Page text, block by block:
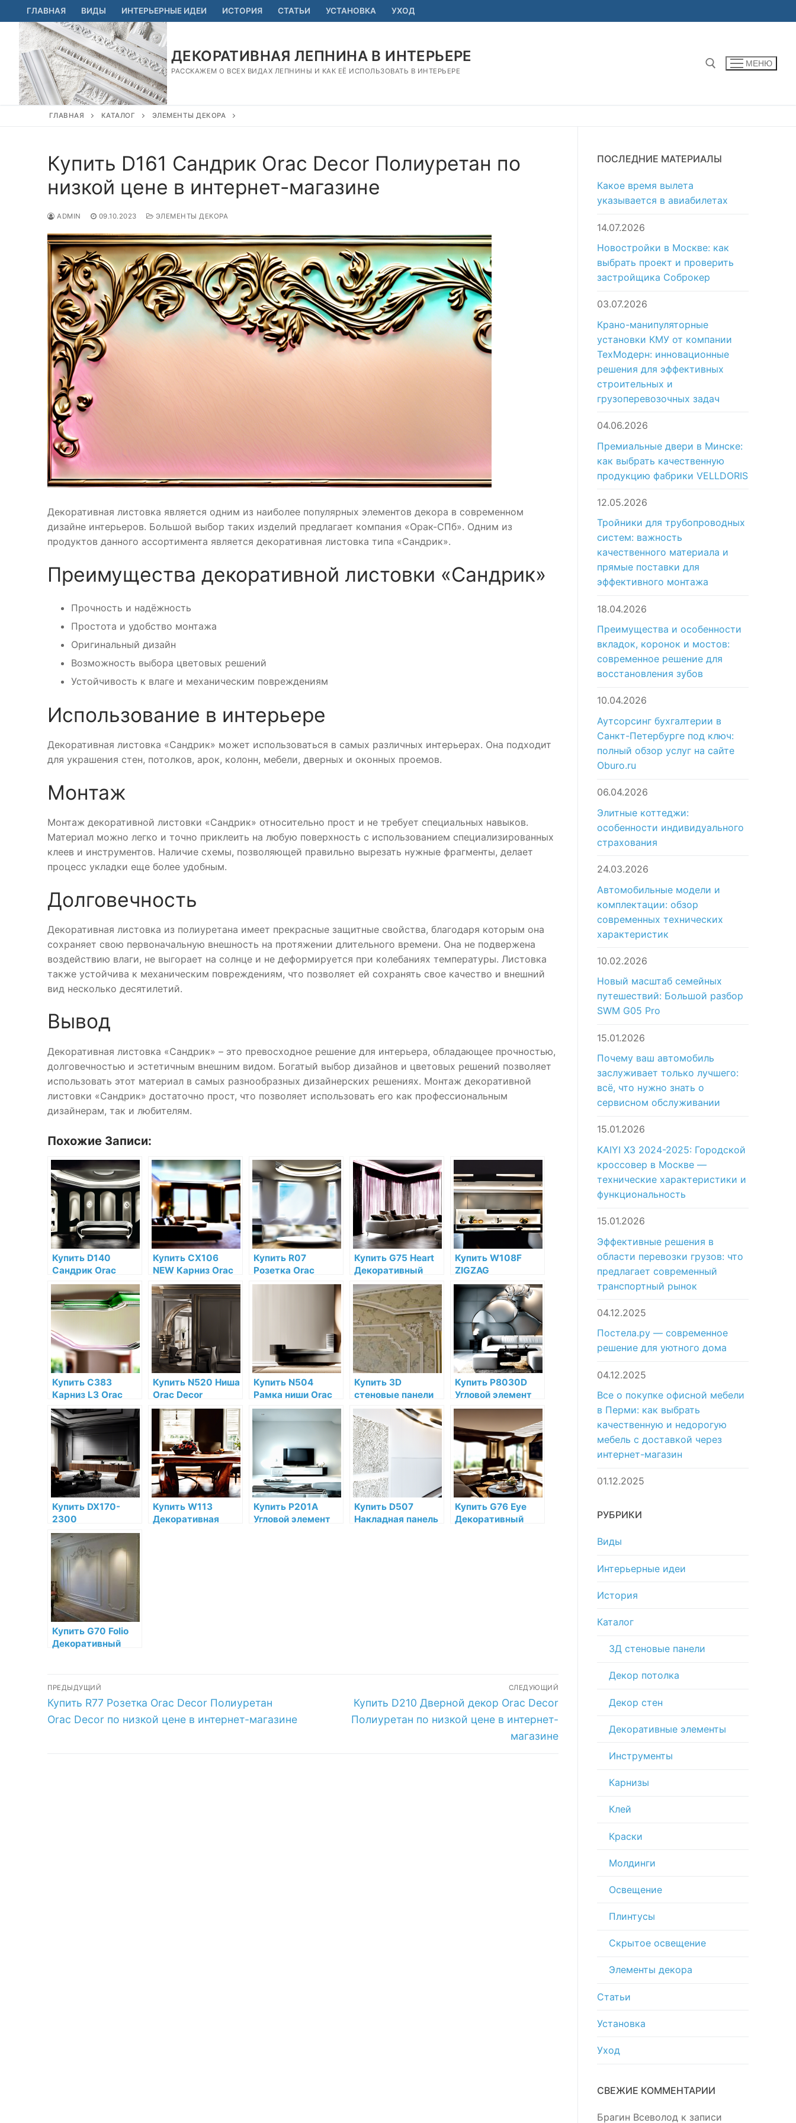
Перейти
к
содержимому
ГЛАВНАЯ ВИДЫ ИНТЕРЬЕРНЫЕ ИДЕИ ИСТОРИЯ СТАТЬИ УСТАНОВКА УХОД
ДЕКОРАТИВНАЯ ЛЕПНИНА В ИНТЕРЬЕРЕ
РАССКАЖЕМ О ВСЕХ ВИДАХ ЛЕПНИНЫ И КАК ЕЁ ИСПОЛЬЗОВАТЬ В ИНТЕРЬЕРЕ
МЕНЮ
ГЛАВНАЯ КАТАЛОГ ЭЛЕМЕНТЫ ДЕКОРА
Купить D161 Сандрик Orac Decor Полиуретан по
низкой цене в интернет-магазине
ADMIN 09.10.2023 ЭЛЕМЕНТЫ ДЕКОРА
Декоративная листовка является одним из наиболее популярных элементов декора в современном
дизайне интерьеров. Большой выбор таких изделий предлагает компания «Орак-СПб». Одним из
продуктов данного ассортимента является декоративная листовка типа «Сандрик».
Преимущества декоративной листовки «Сандрик»
Прочность и надёжность
Простота и удобство монтажа
Оригинальный дизайн
Возможность выбора цветовых решений
Устойчивость к влаге и механическим повреждениям
Использование в интерьере
Декоративная листовка «Сандрик» может использоваться в самых различных интерьерах. Она подходит
для украшения стен, потолков, арок, колонн, мебели, дверных и оконных проемов.
Монтаж
Монтаж декоративной листовки «Сандрик» относительно прост и не требует специальных навыков.
Материал можно легко и точно приклеить на любую поверхность с использованием специализированных
клеев и инструментов. Наличие схемы, позволяющей правильно вырезать нужные фрагменты, делает
процесс укладки еще более удобным.
Долговечность
Декоративная листовка из полиуретана имеет прекрасные защитные свойства, благодаря которым она
сохраняет свою первоначальную внешность на протяжении длительного времени. Она не подвержена
воздействию влаги, не выгорает на солнце и не деформируется при колебаниях температуры. Листовка
также устойчива к механическим повреждениям, что позволяет ей сохранять свое качество и внешний
вид несколько десятилетий.
Вывод
Декоративная листовка «Сандрик» – это превосходное решение для интерьера, обладающее прочностью,
долговечностью и эстетичным внешним видом. Богатый выбор дизайнов и цветовых решений позволяет
использовать этот материал в самых разнообразных дизайнерских решениях. Монтаж декоративной
листовки «Сандрик» достаточно прост, что позволяет использовать его как профессиональным
дизайнерам, так и любителям.
Похожие Записи:
Купить D140
Сандрик Orac
Decor Полиуретан
по низкой цене в
интернет-
магазине
Купить CX106
NEW Карниз Orac
Decor
Дюрополимер по
низкой цене в
интернет-
магазине
Купить R07
Розетка Orac
Decor Полиуретан
Купить G75 Heart
Декоративный
элемент сердце
Orac Decor
Полиуретан по
низкой цене в
интернет-
магазине
Купить W108F
ZIGZAG
Декоративная
панель гибкая Orac
Decor Полиуретан
Orac Decor по
низкой цене в
интернет-
магазине
Купить C383
Карниз L3 Orac
Decor Полиуретан
по низкой цене в
интернет-
магазине
Купить N520 Ниша
Orac Decor
Полиуретан по
низкой цене в
интернет-
магазине
Купить N504
Рамка ниши Orac
Decor Полиуретан
по низкой цене в
магазине
Купить 3D
стеновые панели
Orac Decor по
низким ценам —
Санкт-Петербург
и Лен. обл.
Купить P8030D
Угловой элемент
Orac Decor
Дюрополимер по
низкой цене в
интернет-
магазине
Купить DX170-
2300
Многофункциональный
профиль Heritage
Orac Decor
Дюрополимер
Orac Decor по
низкой цене в
интернет-
магазине
Купить W113
Декоративная
Купить P201A
Угловой элемент
Купить D507
Накладная панель
Купить G76 Eye
Декоративный
Купить G70 Folio
Декоративный
Полиуретан по
низкой цене в
интернет-
магазине
Навигация
по
ПРЕДЫДУЩИЙ
Предыдущая
запись:
Купить R77 Розетка Orac Decor Полиуретан
Orac Decor по низкой цене в интернет-магазине
СЛЕДУЮЩИЙ
Следующая
запись:
Купить D210 Дверной декор Orac Decor
Полиуретан по низкой цене в интернет-
магазине
ПОСЛЕДНИЕ МАТЕРИАЛЫ
Какое время вылета
указывается в авиабилетах
14.07.2026
Новостройки в Москве: как
выбрать проект и проверить
застройщика Соброкер
03.07.2026
Крано-манипуляторные
установки КМУ от компании
ТехМодерн: инновационные
решения для эффективных
строительных и
грузоперевозочных задач
04.06.2026
Премиальные двери в Минске:
как выбрать качественную
продукцию фабрики VELLDORIS
12.05.2026
Тройники для трубопроводных
систем: важность
качественного материала и
прямые поставки для
эффективного монтажа
18.04.2026
Преимущества и особенности
вкладок, коронок и мостов:
современное решение для
восстановления зубов
10.04.2026
Аутсорсинг бухгалтерии в
Санкт-Петербурге под ключ:
полный обзор услуг на сайте
Oburo.ru
06.04.2026
Элитные коттеджи:
особенности индивидуального
страхования
24.03.2026
Автомобильные модели и
комплектации: обзор
современных технических
характеристик
10.02.2026
Новый масштаб семейных
путешествий: Большой разбор
SWM G05 Pro
15.01.2026
Почему ваш автомобиль
заслуживает только лучшего:
всё, что нужно знать о
сервисном обслуживании
15.01.2026
KAIYI X3 2024-2025: Городской
кроссовер в Москве —
технические характеристики и
функциональность
15.01.2026
Эффективные решения в
области перевозки грузов: что
предлагает современный
транспортный рынок
04.12.2025
Постела.ру — современное
решение для уютного дома
04.12.2025
Все о покупке офисной мебели
в Перми: как выбрать
качественную и недорогую
мебель с доставкой через
интернет-магазин
01.12.2025
РУБРИКИ
Виды
Интерьерные идеи
История
Каталог
3Д стеновые панели
Декор потолка
Декор стен
Декоративные элементы
Инструменты
Карнизы
Клей
Краски
Молдинги
Освещение
Плинтусы
Скрытое освещение
Элементы декора
Статьи
Установка
Уход
СВЕЖИЕ КОММЕНТАРИИ
Брагин Всеволод к записи